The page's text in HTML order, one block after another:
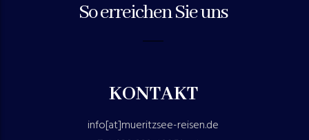
So erreichen Sie uns
KONTAKT
info[at]mueritzsee-reisen.de